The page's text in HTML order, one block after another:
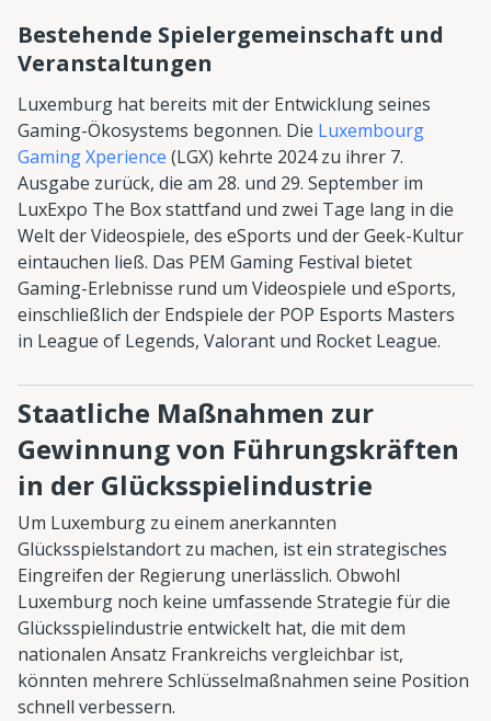
Bestehende Spielergemeinschaft und
Veranstaltungen
Luxemburg hat bereits mit der Entwicklung seines
Gaming-Ökosystems begonnen. Die Luxembourg
Gaming Xperience (LGX) kehrte 2024 zu ihrer 7.
Ausgabe zurück, die am 28. und 29. September im
LuxExpo The Box stattfand und zwei Tage lang in die
Welt der Videospiele, des eSports und der Geek-Kultur
eintauchen ließ. Das PEM Gaming Festival bietet
Gaming-Erlebnisse rund um Videospiele und eSports,
einschließlich der Endspiele der POP Esports Masters
in League of Legends, Valorant und Rocket League.
Staatliche Maßnahmen zur
Gewinnung von Führungskräften
in der Glücksspielindustrie
Um Luxemburg zu einem anerkannten
Glücksspielstandort zu machen, ist ein strategisches
Eingreifen der Regierung unerlässlich. Obwohl
Luxemburg noch keine umfassende Strategie für die
Glücksspielindustrie entwickelt hat, die mit dem
nationalen Ansatz Frankreichs vergleichbar ist,
könnten mehrere Schlüsselmaßnahmen seine Position
schnell verbessern.